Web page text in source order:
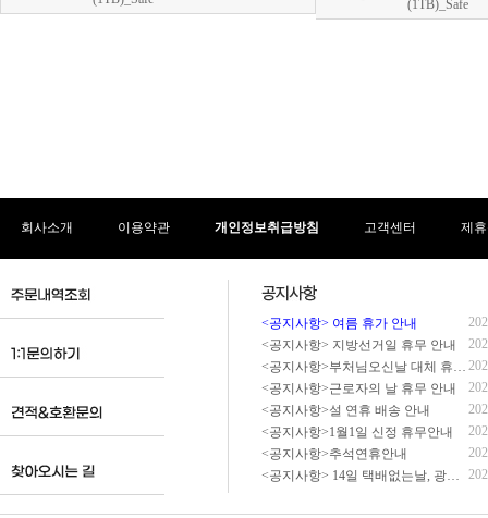
회사소개 이용약관 개인정보취급방침 고객센터 제
<공지사항> 여름 휴가 안내
<공지사항> 지방선거일 휴무 안내
<공지사항>부처님오신날 대체 휴무 안내
<공지사항>근로자의 날 휴무 안내
<공지사항>설 연휴 배송 안내
<공지사항>1월1일 신정 휴무안내
<공지사항>추석연휴안내
<공지사항> 14일 택배없는날, 광복절 휴무 배송 안내